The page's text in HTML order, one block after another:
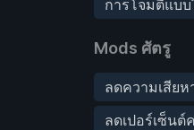
การโจมตีแบบ
Mods ศัตรู
ลดความเสีย
ลดเปอร์เซ็นต์